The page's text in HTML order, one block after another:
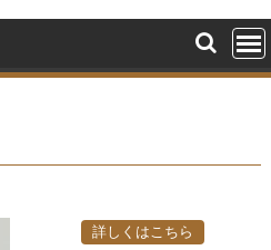
詳しくはこちら